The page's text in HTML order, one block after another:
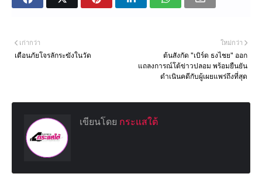
ใหม่กว่า
ต้นสังกัด "เบิร์ด ธงไชย" ออก
แถลงการณ์โต้ข่าวปลอม พร้อมยืนยัน
ดำเนินคดีกับผู้เผยแพร่ถึงที่สุด
เก่ากว่า
เตือนภัยโจรลักระฆังในวัด
เขียนโดย กระแสใต้